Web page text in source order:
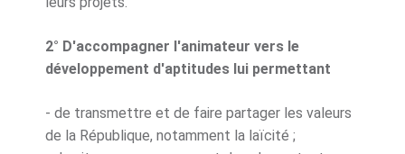
2° D'accompagner l'animateur vers le
développement d'aptitudes lui permettant
- de transmettre et de faire partager les valeurs
de la République, notamment la laïcité ;